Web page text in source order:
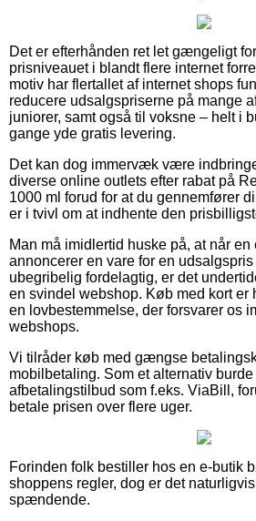
Det er efterhånden ret let gængeligt
prisniveauet i blandt flere internet
motiv har flertallet af internet shops
reducere udsalgspriserne på mange
juniorer, samt også til voksne – helt i
gange yde gratis levering.
Det kan dog immervæk være
diverse online outlets efter rabat på
1000 ml forud for at du gennemfører
er i tvivl om at indhente den
Man må imidlertid huske på, at når en
annoncerer en vare for en
ubegribelig fordelagtig, er det
en svindel webshop. Køb med kort er
en lovbestemmelse, der forsvarer os
webshops.
Vi tilråder køb med gængse
mobilbetaling. Som et alternativ
afbetalingstilbud som f.eks. ViaBill,
betale prisen over flere uger.
Forinden folk bestiller hos en e-butik
shoppens regler, dog er det
spændende.